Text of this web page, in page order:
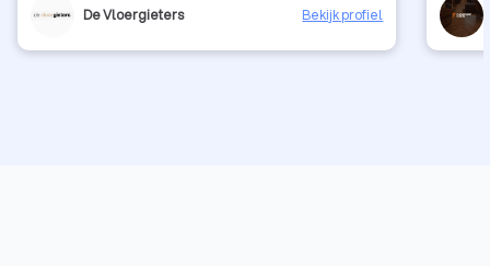
De Vloergieters Bekijk profiel